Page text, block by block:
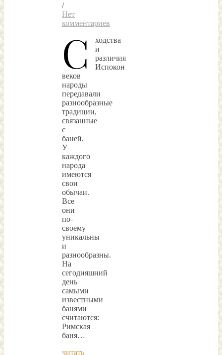
/
Нет
комментариев
С
ходства
и
различия
Испокон
веков
народы
передавали
разнообразные
традиции,
связанные
с
баней.
У
каждого
народа
имеются
свои
обычаи.
Все
они
по-
своему
уникальны
и
разнообразны.
На
сегодняшний
день
самыми
известными
банями
считаются:
Римская
баня…
читать